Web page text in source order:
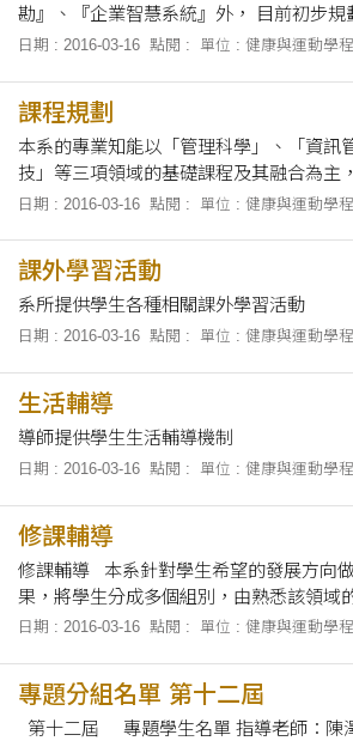
勘』、『企業智慧系統』外， 目前初步規劃在明年新增
『Python』、『R語言』、『巨量資料』
向前進，改良課程設計以符合社會發展的
度，我們鎖定「社群運算與巨量資料」為培
過「強化課程內容」、「導入專業軟體」
作」、「加強課外學習」、「推廣專業證
日期 : 2016-03-16 點閱 : 單位 : 健康與運動學程
課程規劃
本系的專業知能以「管理科學」、「資訊
技」等三項領域的基礎課程及其融合為主
專業發展著想，本系在企業電子化與網路
師資專長、課程規劃與設備採購方面，皆
能領域與配合院系的發展目標來整體的評
先奠定本身應具備的資管核心能力，再選
己，以求開設最符合校院發展，與對學生
程。
日期 : 2016-03-16 點閱 : 單位 : 健康與運動學程
課外學習活動
系所提供學生各種相關課外學習活動
日期 : 2016-03-16 點閱 : 單位 : 健康與運動學程
生活輔導
導師提供學生生活輔導機制
日期 : 2016-03-16 點閱 : 單位 : 健康與運動學程
修課輔導
修課輔導 本系針對學生希望的發展方向
果，將學生分成多個組別，由熟悉該領域
修課上的整體建議，並依據各別學生不同
學會的輔導力量，委由高年級、有經驗的
的學弟妹，以協助教師上班時間外的課後
日期 : 2016-03-16 點閱 : 單位 : 健康與運動學程
專題分組名單 第十二屆